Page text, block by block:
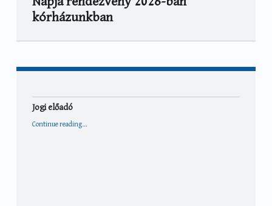
kórházunkban
Jogi előadó
Continue reading…